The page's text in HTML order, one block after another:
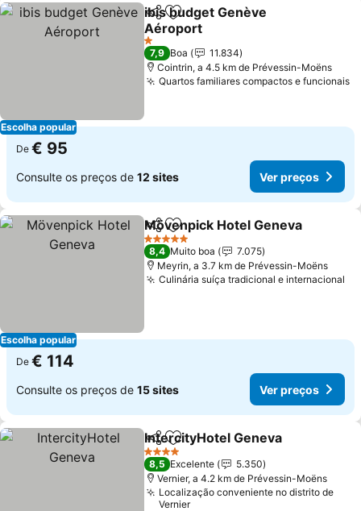
Escolha popular
PartilharAdicionar aos favoritos
ibis budget Genève
Aéroport
Ver preços
1 Estrelas
7,9 Boa
11.834
Cointrin, a 4.5 km de Prévessin-Moëns
Quartos familiares compactos e funcionais
De € 95
Consulte os preços de 12 sites Ver preços
Escolha popular
PartilharAdicionar aos favoritos
Mövenpick Hotel Geneva
5 Estrelas
8,4 Muito boa
7.075
Meyrin, a 3.7 km de Prévessin-Moëns
Culinária suíça tradicional e internacional
De € 114
Consulte os preços de 15 sites Ver preços
PartilharAdicionar aos favoritos
IntercityHotel Geneva
4 Estrelas
8,5 Excelente
5.350
Vernier, a 4.2 km de Prévessin-Moëns
Localização conveniente no distrito de
Vernier